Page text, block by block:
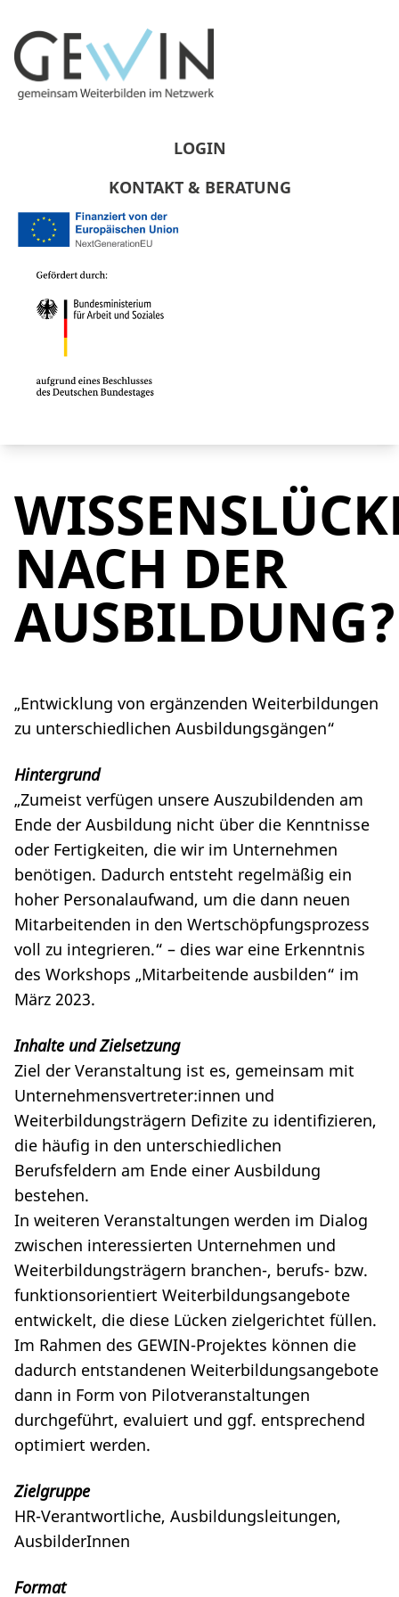
LOGIN
KONTAKT & BERATUNG
NACH DER
AUSBILDUNG?
„Entwicklung von ergänzenden Weiterbildungen
zu unterschiedlichen Ausbildungsgängen“
Hintergrund
„Zumeist verfügen unsere Auszubildenden am
Ende der Ausbildung nicht über die Kenntnisse
oder Fertigkeiten, die wir im Unternehmen
benötigen. Dadurch entsteht regelmäßig ein
hoher Personalaufwand, um die dann neuen
Mitarbeitenden in den Wertschöpfungsprozess
voll zu integrieren.“ – dies war eine Erkenntnis
des Workshops „Mitarbeitende ausbilden“ im
März 2023.
Inhalte und Zielsetzung
Ziel der Veranstaltung ist es, gemeinsam mit
Unternehmensvertreter:innen und
Weiterbildungsträgern Defizite zu identifizieren,
die häufig in den unterschiedlichen
Berufsfeldern am Ende einer Ausbildung
bestehen.
In weiteren Veranstaltungen werden im Dialog
zwischen interessierten Unternehmen und
Weiterbildungsträgern branchen-, berufs- bzw.
funktionsorientiert Weiterbildungsangebote
entwickelt, die diese Lücken zielgerichtet füllen.
Im Rahmen des GEWIN-Projektes können die
dadurch entstandenen Weiterbildungsangebote
dann in Form von Pilotveranstaltungen
durchgeführt, evaluiert und ggf. entsprechend
optimiert werden.
Zielgruppe
HR-Verantwortliche, Ausbildungsleitungen,
AusbilderInnen
Format